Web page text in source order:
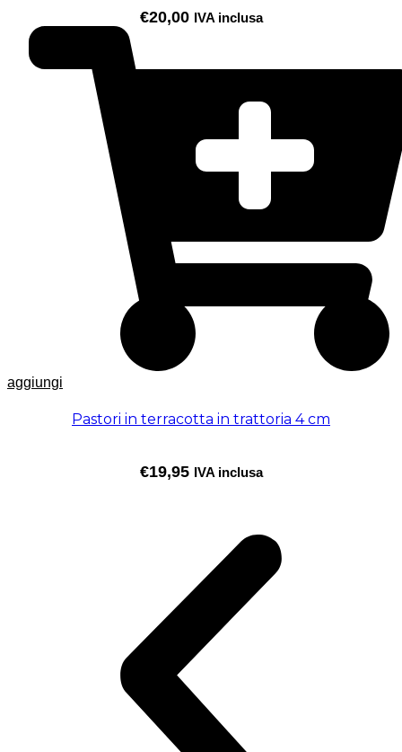
€20,00 IVA inclusa
aggiungi
Pastori in terracotta in trattoria 4 cm
€19,95 IVA inclusa